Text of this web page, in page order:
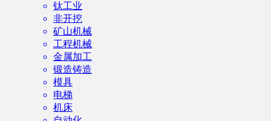
钛工业
非开挖
矿山机械
工程机械
金属加工
锻造铸造
模具
电梯
机床